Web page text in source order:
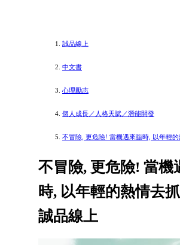
誠品線上
中文書
心理勵志
個人成長／人格天賦／潛能開發
不冒險, 更危險! 當機遇來臨時, 以年輕
不冒險, 更危險! 當機
時, 以年輕的熱情去
誠品線上